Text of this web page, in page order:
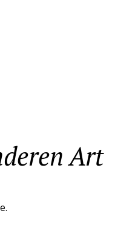
Art